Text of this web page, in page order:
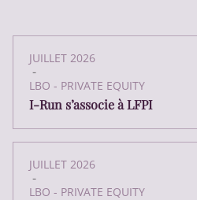
JUILLET 2026
-
LBO - PRIVATE EQUITY
I-Run s’associe à LFPI
JUILLET 2026
-
LBO - PRIVATE EQUITY